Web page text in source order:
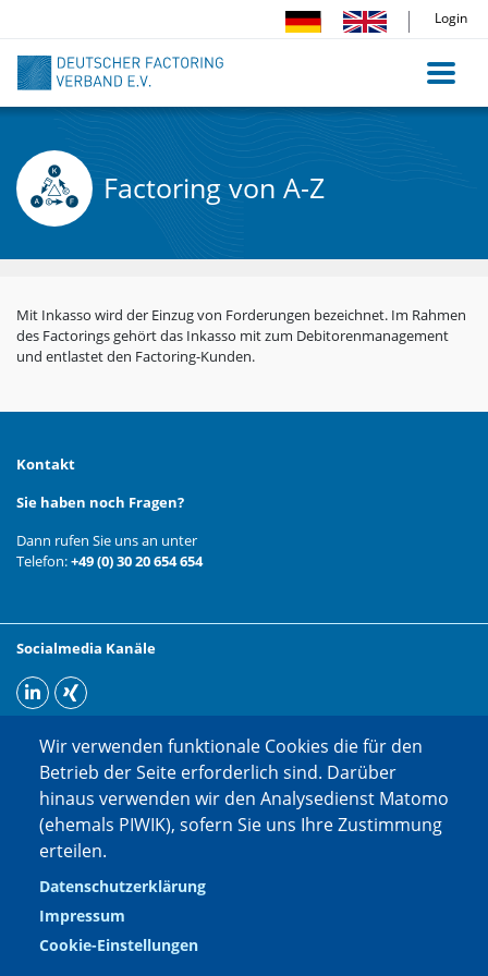
Inhalt
Login
Factoring von A-Z
Mit Inkasso wird der Einzug von Forderungen bezeichnet. Im Rahmen
des Factorings gehört das Inkasso mit zum Debitorenmanagement
und entlastet den Factoring-Kunden.
Kontakt
Sie haben noch Fragen?
Dann rufen Sie uns an unter
Telefon:+49 (0) 30 20 654 654
Socialmedia Kanäle
Wir verwenden funktionale Cookies die für den
Betrieb der Seite erforderlich sind. Darüber
hinaus verwenden wir den Analysedienst Matomo
(ehemals PIWIK), sofern Sie uns Ihre Zustimmung
erteilen.
Datenschutzerklärung
Impressum
Cookie-Einstellungen